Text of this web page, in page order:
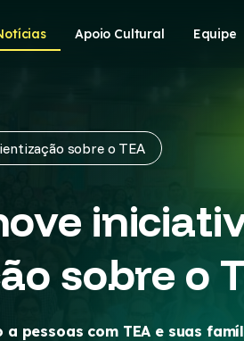
Apoio Cultural Equipe
sobre o TEA
sobre o
pessoas com TEA e suas